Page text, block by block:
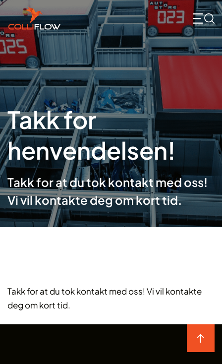
Skip
to
content
Takk for
henvendelsen!
Takk for at du tok kontakt med oss!
Vi vil kontakte deg om kort tid.
Takk for at du tok kontakt med oss! Vi vil kontakte
deg om kort tid.